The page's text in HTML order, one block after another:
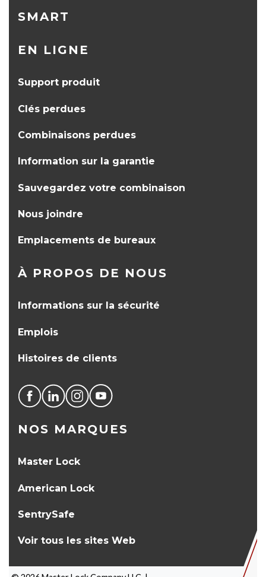
SMART
EN LIGNE
Support produit
Clés perdues
Combinaisons perdues
Information sur la garantie
Sauvegardez votre combinaison
Nous joindre
Emplacements de bureaux
À PROPOS DE NOUS
Informations sur la sécurité
Emplois
Histoires de clients
NOS MARQUES
Master Lock
American Lock
SentrySafe
Voir tous les sites Web